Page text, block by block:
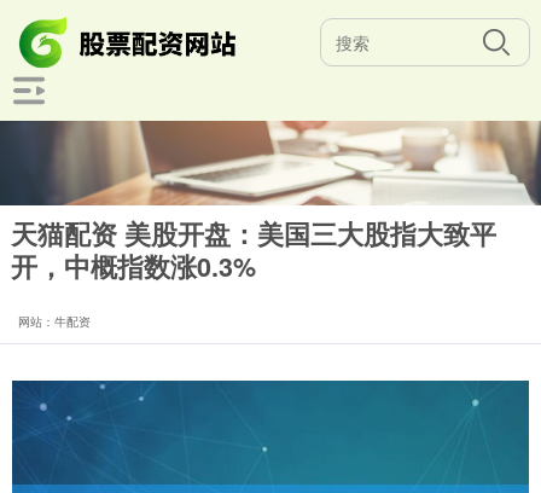
天猫配资 美股开盘：美国三大股指大致平
开，中概指数涨0.3%
网站：牛配资